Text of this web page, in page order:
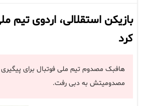
بازیکن استقلالی، اردوی تیم
کرد
هافبک مصدوم تیم ملی فوتبال برای پیگیری
مصدومیتش به دبی رفت.